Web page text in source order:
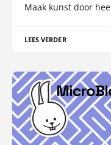
Maak kunst door
LEES VERDER